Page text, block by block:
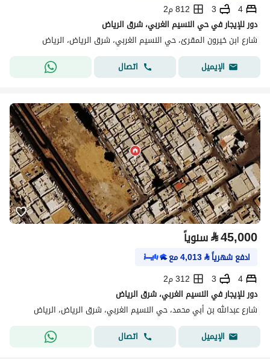
4
3
812 م2
دور للإيجار في حي النسيم الغربي، شرق الرياض
شارع ابن خيرون المقرئ، حي النسيم الغربي، شرق الرياض، الرياض
الإيميل
اتصال
⃁45,000 سنوياً
ادفع شهرياً⃁
4,013مع
4
3
312 م2
دور للإيجار في النسيم الغربي، شرق الرياض
شارع عبدالله بن أبي محمد، حي النسيم الغربي، شرق الرياض، الرياض
الإيميل
اتصال